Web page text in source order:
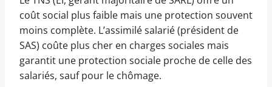
coût social plus faible mais une protection souvent
moins complète. L’assimilé salarié (président de
SAS) coûte plus cher en charges sociales mais
garantit une protection sociale proche de celle des
salariés, sauf pour le chômage.